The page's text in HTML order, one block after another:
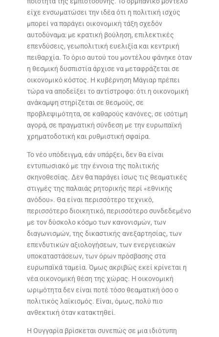
είχε ενσωματώσει την ιδέα ότι η πολιτική ισχύς
μπορεί να παράγει οικονομική τάξη σχεδόν
αυτοδύναμα: με κρατική βούληση, επιλεκτικές
επενδύσεις, γεωπολιτική ευελιξία και κεντρική
πειθαρχία. Το όριο αυτού του μοντέλου φάνηκε όταν
η θεσμική δυσπιστία άρχισε να μεταφράζεται σε
οικονομικό κόστος. Η κυβέρνηση Μάγιαρ πρέπει
τώρα να αποδείξει το αντίστροφο: ότι η οικονομική
ανάκαμψη στηρίζεται σε θεσμούς, σε
προβλεψιμότητα, σε καθαρούς κανόνες, σε ισότιμη
αγορά, σε πραγματική σύνδεση με την ευρωπαϊκή
χρηματοδοτική και ρυθμιστική σφαίρα.
Το νέο υπόδειγμα, εάν υπάρξει, δεν θα είναι
εντυπωσιακό με την έννοια της πολιτικής
σκηνοθεσίας. Δεν θα παράγει ίσως τις θεαματικές
στιγμές της παλαιάς ρητορικής περί «εθνικής
ανόδου». Θα είναι περισσότερο τεχνικό,
περισσότερο διοικητικό, περισσότερο συνδεδεμένο
με τον δύσκολο κόσμο των κανονισμών, των
διαγωνισμών, της δικαστικής ανεξαρτησίας, των
επενδυτικών αξιολογήσεων, των ενεργειακών
υποκαταστάσεων, των όρων πρόσβασης στα
ευρωπαϊκά ταμεία. Όμως ακριβώς εκεί κρίνεται η
νέα οικονομική θέση της χώρας. Η οικονομική
ωριμότητα δεν είναι ποτέ τόσο θεαματική όσο ο
πολιτικός λαϊκισμός. Είναι, όμως, πολύ πιο
ανθεκτική όταν κατακτηθεί.
Η Ουγγαρία βρίσκεται συνεπώς σε μια ιδιότυπη